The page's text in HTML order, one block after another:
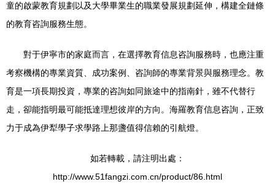
童的啟蒙教育規劃以及大學畢業生的職業發展規劃延伸，構建全鏈條
的教育咨詢服務生態。
對于伊寧市的家庭而言，在選擇教育信息咨詢服務時，也應注重
考察機構的專業資質、成功案例、咨詢師的專業背景與服務理念。教
育是一項長期投資，專業的咨詢如同旅途中的指南針，雖不代替行
走，卻能指明最可能抵達理想彼岸的方向。海羅教育信息咨詢，正致
力于成為伊犁學子求學路上那盞值得信賴的引航燈。
如若轉載，請注明出處：
http://www.51fangzi.com.cn/product/86.html